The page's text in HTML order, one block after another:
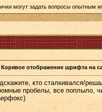
могут задать вопросы опытным
Корявое отображение шрифта на
кто сталкивался/
пробелы, все поплыло,